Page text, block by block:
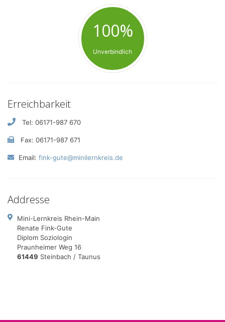
100%
Unverbindlich
Erreichbarkeit
Tel: 06171-987 670
Fax: 06171-987 671
Email: fink-gute@minilernkreis.de
Addresse
Mini-Lernkreis Rhein-Main
Renate Fink-Gute
Diplom Soziologin
Praunheimer Weg 16
61449 Steinbach / Taunus